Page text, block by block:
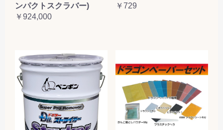
ンパクトスクラバー)
￥924,000
￥729